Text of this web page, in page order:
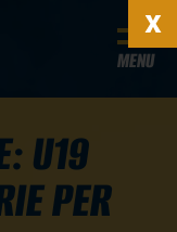
MENU
U19
PER